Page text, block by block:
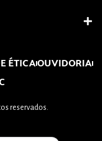
ÉTICAOUVIDORIA
reservados.